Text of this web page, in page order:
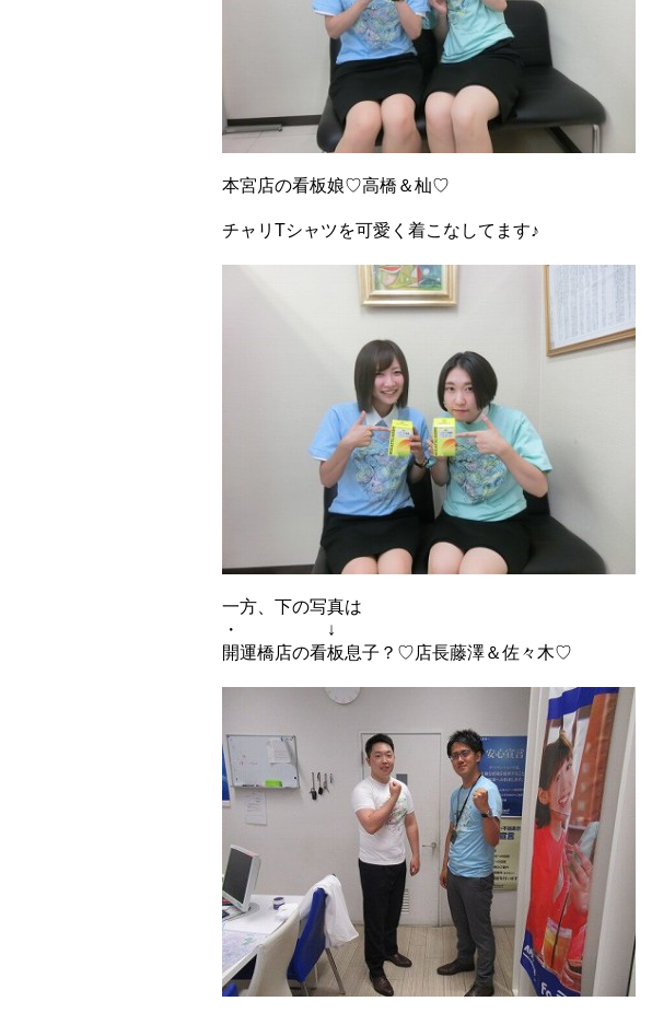
本宮店の看板娘♡高橋＆杣♡
チャリTシャツを可愛く着こなしてます♪
一方、下の写真は
・ ↓
開運橋店の看板息子？♡店長藤澤＆佐々木♡